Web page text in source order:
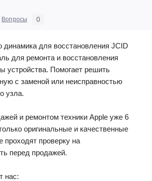
Вопросы 0
для восстановления JCID
для ремонта и восстановления
устройства. Помогает решить
с заменой или неисправностью
узла.
и ремонтом техники Apple уже 6
оригинальные и качественные
проходят проверку на
перед продажей.
нас: